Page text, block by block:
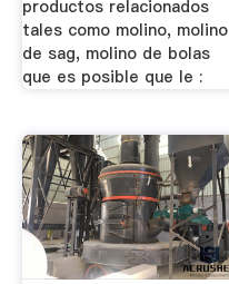
productos relacionados
tales como molino, molino
de sag, molino de bolas
que es posible que le :